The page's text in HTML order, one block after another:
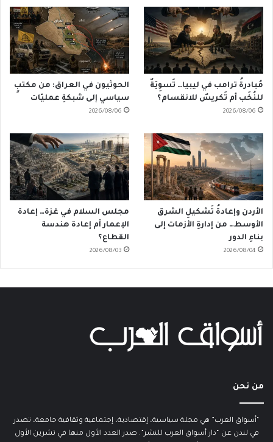
مُبادرةُ ترامب في ليبيا… تَسوِيَةٌ
للنُخَب أم تَكريسٌ للانقسام؟
2026/08/06
الحوثيون في العراق: من مكتبٍ
سياسي إلى شبكةِ عمليّات
2026/08/06
الأردن وإعادةُ تَشكيلِ الشرق
الأوسط… من إدارةِ الأزمات إلى
بناءِ الدور
2026/08/04
مجلس السلام في غزة… إعادة
الإعمار أم إعادة هندسة
القطاع؟
2026/08/03
من نحن
“أسواق العرب” هي مجلة سياسية، إقتصادية، إجتماعية وثقافية جامعة، تصدر
في لندن عن “دار أسواق العرب للنشر”. صدر العدد الأول منها في تشرين الأول